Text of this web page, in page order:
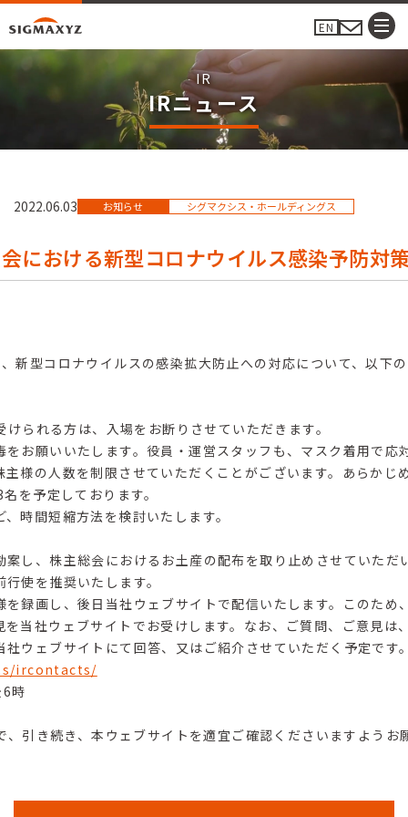
EN
IRニュース
IRニュース
2022.06.03 シグマクシス・ホールディングス
お知らせ
における新型コロナウイルス感染予防対
型コロナウイルスの感染拡大防止への対応について、以下
られる方は、入場をお断りさせていただきます。
お願いいたします。役員・運営スタッフも、マスク着用で応
様の人数を制限させていただくことがございます。あらかじ
を予定しております。
時間短縮方法を検討いたします。
し、株主総会におけるお土産の配布を取り止めさせていただ
使を推奨いたします。
録画し、後日当社ウェブサイトで配信いたします。このた
当社ウェブサイトでお受けします。なお、ご質問、ご意見
ウェブサイトにて回答、又はご紹介させていただく予定です
ircontacts/
時
引き続き、本ウェブサイトを適宜ご確認くださいますようお